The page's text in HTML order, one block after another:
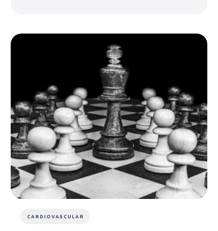
CARDIOVASCULAR